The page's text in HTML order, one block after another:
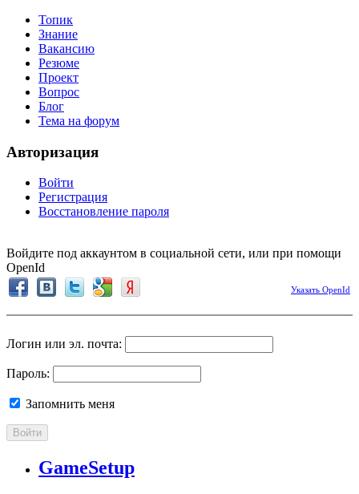
Топик
Знание
Вакансию
Резюме
Проект
Вопрос
Блог
Тема на форум
Авторизация
Войти
Регистрация
Восстановление пароля
Войдите под аккаунтом в социальной сети, или при помощи
OpenId
Указать OpenId
Логин или эл. почта:
Пароль:
Запомнить меня
Войти
GameSetup